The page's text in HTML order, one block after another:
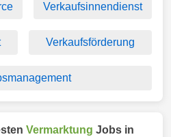
Verkaufsinnendienst
Verkaufsförderung
Vermarktung Jobs in